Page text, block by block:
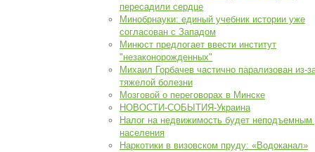
пересадили сердце
Минобрнауки: единый учебник истории уже
согласован с Западом
Минюст предлогает ввести институт
"незаконорожденных"
Михаил Горбачев частично парализован из-
тяжелой болезни
Мозговой о переговорах в Минске
НОВОСТИ-СОБЫТИЯ-Украина
Налог на недвижимость будет неподъемным
населения
Наркотики в визовском пруду: «Водоканал»